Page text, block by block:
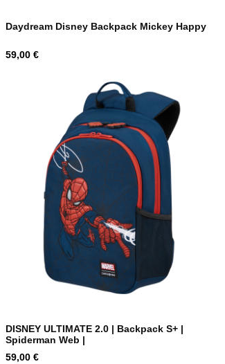
Daydream Disney Backpack Mickey Happy
Hind
59,00 €
DISNEY ULTIMATE 2.0 | Backpack S+ |
Spiderman Web |
Hind
59,00 €